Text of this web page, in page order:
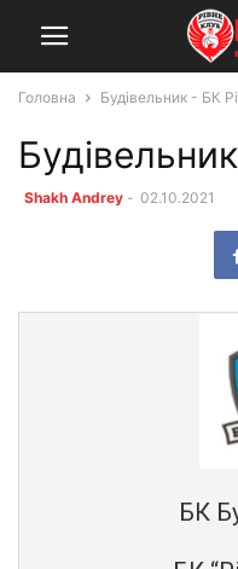
Головна Будівельник - БК
Shakh Andrey - 02.10.2021
БК